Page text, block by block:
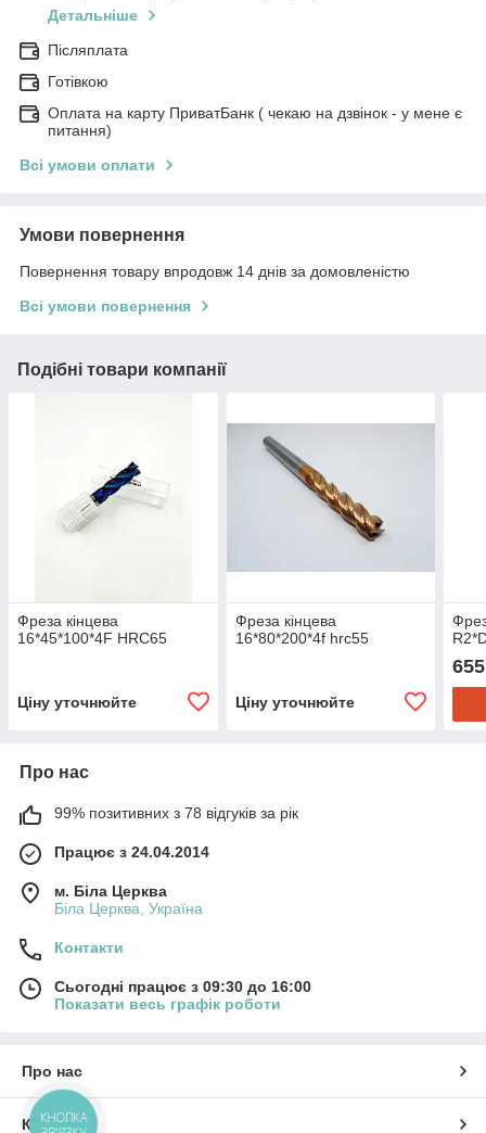
Детальніше
Післяплата
Готівкою
Оплата на карту ПриватБанк ( чекаю на дзвінок - у мене є
питання)
Всі умови оплати
Умови повернення
Повернення товару впродовж 14 днів за домовленістю
Всі умови повернення
Подібні товари компанії
Фреза кінцева
16*45*100*4F HRC65
Ціну уточнюйте
Фреза кінцева
16*80*200*4f hrc55
Ціну уточнюйте
655
Про нас
99% позитивних з 78 відгуків за рік
Працює з 24.04.2014
м. Біла Церква
Біла Церква, Україна
Контакти
Сьогодні працює з 09:30 до 16:00
Показати весь графік роботи
Про нас
Контакти
КНОПКА